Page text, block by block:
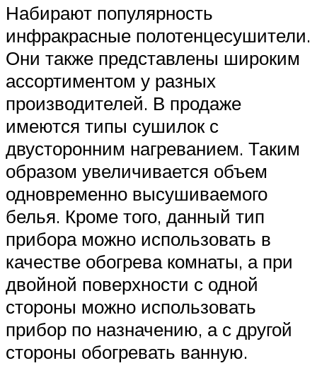
Набирают популярность
инфракрасные полотенцесушители.
Они также представлены широким
ассортиментом у разных
производителей. В продаже
имеются типы сушилок с
двусторонним нагреванием. Таким
образом увеличивается объем
одновременно высушиваемого
белья. Кроме того, данный тип
прибора можно использовать в
качестве обогрева комнаты, а при
двойной поверхности с одной
стороны можно использовать
прибор по назначению, а с другой
стороны обогревать ванную.